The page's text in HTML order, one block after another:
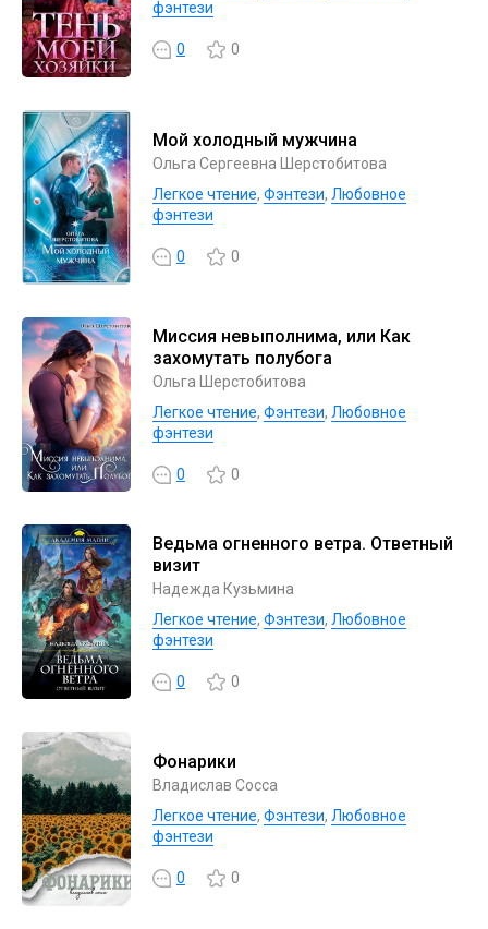
фэнтези
0 0
Мой холодный мужчина
Ольга Сергеевна Шерстобитова
Легкое чтение, Фэнтези, Любовное
фэнтези
0 0
Миссия невыполнима, или Как
захомутать полубога
Ольга Шерстобитова
Легкое чтение, Фэнтези, Любовное
фэнтези
0 0
Ведьма огненного ветра. Ответный
визит
Надежда Кузьмина
Легкое чтение, Фэнтези, Любовное
фэнтези
0 0
Фонарики
Владислав Сосса
Легкое чтение, Фэнтези, Любовное
фэнтези
0 0